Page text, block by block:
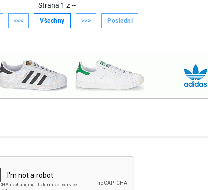
Strana 1 z--
<<< Všechny >>> Poslední